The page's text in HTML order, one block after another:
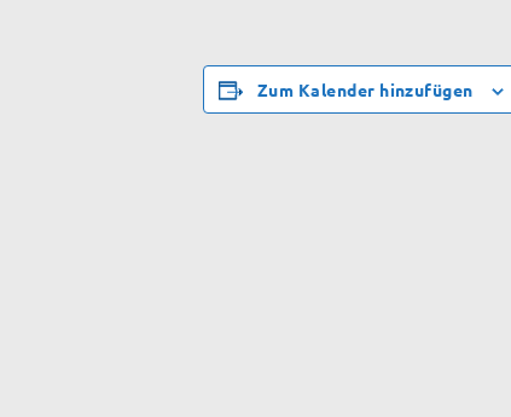
Zum Kalender hinzufügen